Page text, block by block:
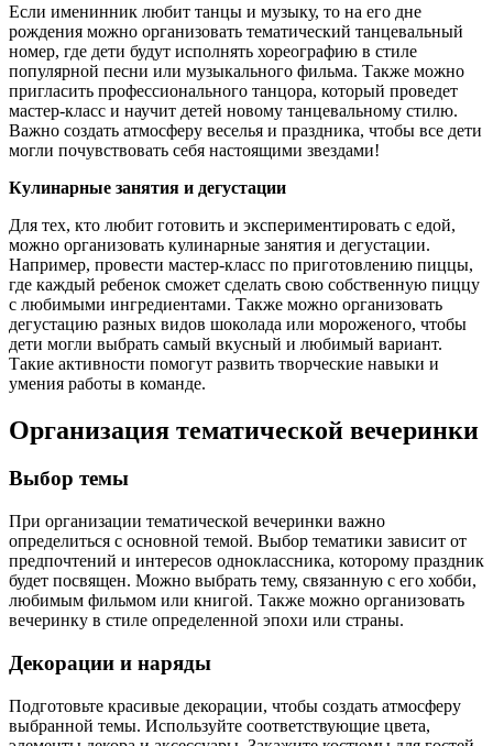
Если именинник любит танцы и музыку, то на его дне
рождения можно организовать тематический танцевальный
номер, где дети будут исполнять хореографию в стиле
популярной песни или музыкального фильма. Также можно
пригласить профессионального танцора, который проведет
мастер-класс и научит детей новому танцевальному стилю.
Важно создать атмосферу веселья и праздника, чтобы все дети
могли почувствовать себя настоящими звездами!
Кулинарные занятия и дегустации
Для тех, кто любит готовить и экспериментировать с едой,
можно организовать кулинарные занятия и дегустации.
Например, провести мастер-класс по приготовлению пиццы,
где каждый ребенок сможет сделать свою собственную пиццу
с любимыми ингредиентами. Также можно организовать
дегустацию разных видов шоколада или мороженого, чтобы
дети могли выбрать самый вкусный и любимый вариант.
Такие активности помогут развить творческие навыки и
умения работы в команде.
Организация тематической вечеринки
Выбор темы
При организации тематической вечеринки важно
определиться с основной темой. Выбор тематики зависит от
предпочтений и интересов одноклассника, которому праздник
будет посвящен. Можно выбрать тему, связанную с его хобби,
любимым фильмом или книгой. Также можно организовать
вечеринку в стиле определенной эпохи или страны.
Декорации и наряды
Подготовьте красивые декорации, чтобы создать атмосферу
выбранной темы. Используйте соответствующие цвета,